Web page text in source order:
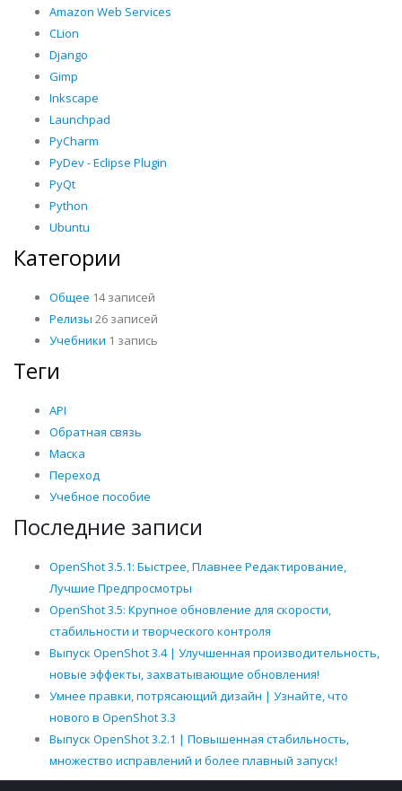
Amazon Web Services
CLion
Django
Gimp
Inkscape
Launchpad
PyCharm
PyDev - Eclipse Plugin
PyQt
Python
Ubuntu
Категории
Общее 14 записей
Релизы 26 записей
Учебники 1 запись
Теги
API
Обратная связь
Маска
Переход
Учебное пособие
Последние записи
OpenShot 3.5.1: Быстрее, Плавнее Редактирование,
Лучшие Предпросмотры
OpenShot 3.5: Крупное обновление для скорости,
стабильности и творческого контроля
Выпуск OpenShot 3.4 | Улучшенная производительность,
новые эффекты, захватывающие обновления!
Умнее правки, потрясающий дизайн | Узнайте, что
нового в OpenShot 3.3
Выпуск OpenShot 3.2.1 | Повышенная стабильность,
множество исправлений и более плавный запуск!